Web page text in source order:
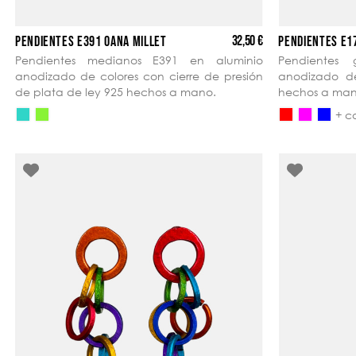
PENDIENTES E391 OANA MILLET 32,50 €
Pendientes medianos E391 en aluminio
anodizado de colores con cierre de presión
de plata de ley 925 hechos a mano.
PENDIENTES
anodizado
hechos a
+